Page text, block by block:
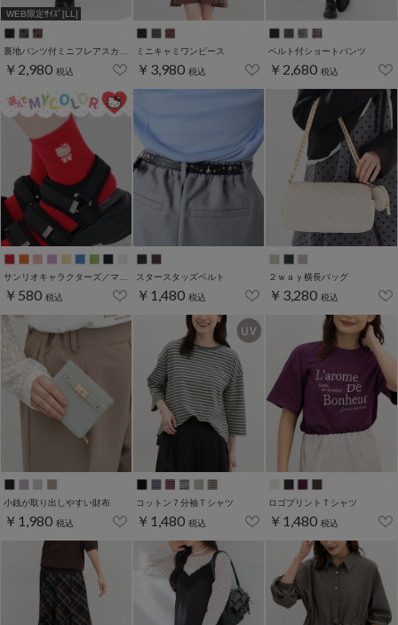
WEB限定ｻｲｽﾞ[LL]
裏地パンツ付ミニフレアスカート
￥2,980 税込
ミニキャミワンピース
￥3,980 税込
ベルト付ショートパンツ
￥2,680 税込
￥580 税込
スタースタッズベルト
￥1,480 税込
２ｗａｙ横長バッグ
￥3,280 税込
小銭が取り出しやすい財布
￥1,980 税込
コットン７分袖Ｔシャツ
￥1,480 税込
ロゴプリントＴシャツ
￥1,480 税込